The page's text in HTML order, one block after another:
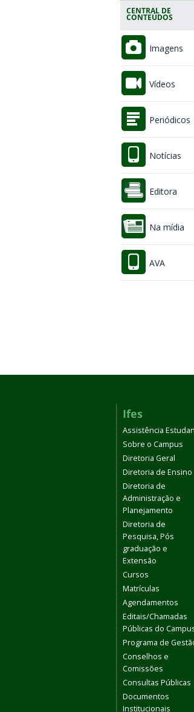
CENTRAL DE
CONTEÚDOS
Imagens
Vídeos
Periódicos
Notícias
Editora
Na mídia
AVA
Ifes
Assistência
Sobre o Campus
Diretoria Geral
Diretoria de Ensino
Diretoria de
Administração e
Planejamento
Diretoria de
Pesquisa, Pós
graduação e
Extensão
Cursos
Matrículas
Agendamentos
Editais/Chamadas
Públicas do
Programa de
Conselhos e
Comissões
Consultas Públicas
Documentos
Institucionais